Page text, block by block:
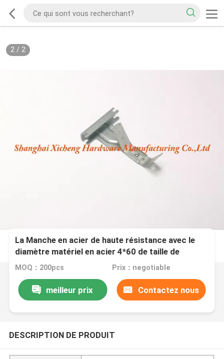
2/ 2
La Manche en acier de haute résistance avec le
diamètre matériel en acier 4*60 de taille de
ressort
MOQ：200pcs Prix：negotiable
meilleur prix Contactez nous
DESCRIPTION DE PRODUIT